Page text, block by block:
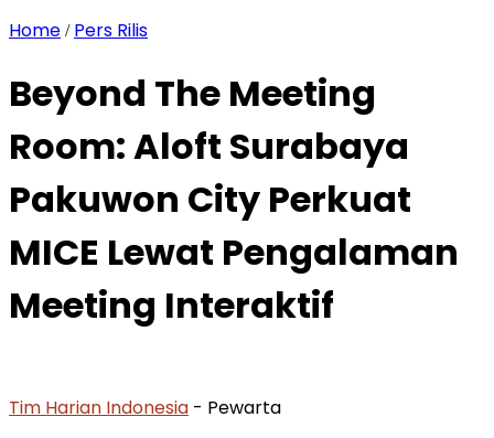
Home / Pers Rilis
Beyond The Meeting
Room: Aloft Surabaya
Pakuwon City Perkuat
MICE Lewat Pengalaman
Meeting Interaktif
Tim Harian Indonesia - Pewarta